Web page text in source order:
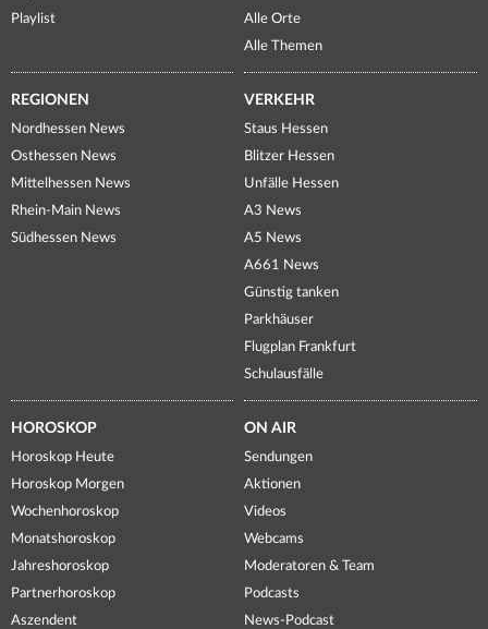
Playlist
Alle Orte
Alle Themen
REGIONEN
Nordhessen News
Osthessen News
Mittelhessen News
Rhein-Main News
Südhessen News
VERKEHR
Staus Hessen
Blitzer Hessen
Unfälle Hessen
A3 News
A5 News
A661 News
Günstig tanken
Parkhäuser
Flugplan Frankfurt
Schulausfälle
HOROSKOP
Horoskop Heute
Horoskop Morgen
Wochenhoroskop
Monatshoroskop
Jahreshoroskop
Partnerhoroskop
Aszendent
ON AIR
Sendungen
Aktionen
Videos
Webcams
Moderatoren & Team
Podcasts
News-Podcast